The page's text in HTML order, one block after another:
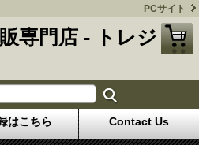
PCサイト
専門店 - トレジ
はこちら Contact Us